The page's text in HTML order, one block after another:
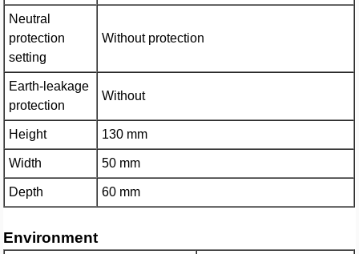
Neutral
protection
setting
Without protection
Earth-leakage
protection
Without
Height 130 mm
Width 50 mm
Depth 60 mm
Environment